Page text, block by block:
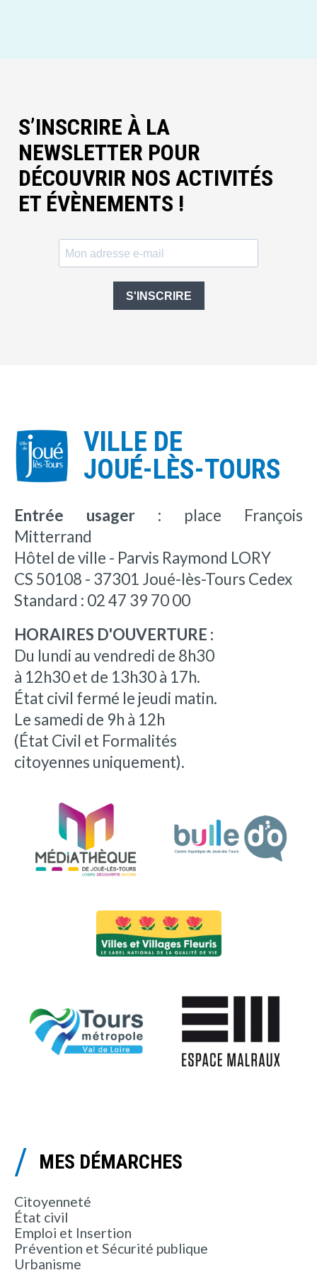
S’INSCRIRE À LA
NEWSLETTER POUR
DÉCOUVRIR NOS ACTIVITÉS
ET ÉVÈNEMENTS !
S'INSCRIRE
VILLE DE
JOUÉ-LÈS-TOURS
Entrée usager : place François
Mitterrand
Hôtel de ville - Parvis Raymond LORY
CS 50108 - 37301 Joué-lès-Tours Cedex
Standard : 02 47 39 70 00
HORAIRES D'OUVERTURE :
Du lundi au vendredi de 8h30
à 12h30 et de 13h30 à 17h.
État civil fermé le jeudi matin.
Le samedi de 9h à 12h
(État Civil et Formalités
citoyennes uniquement).
MES DÉMARCHES
Citoyenneté
État civil
Emploi et Insertion
Prévention et Sécurité publique
Urbanisme